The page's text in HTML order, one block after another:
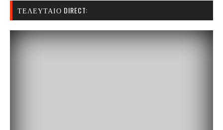
ΤΕΛΕΥΤΑΊΟ DIRECT: